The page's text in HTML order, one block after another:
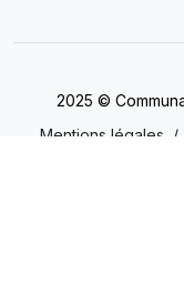
2025 ©
Mentions légales
/